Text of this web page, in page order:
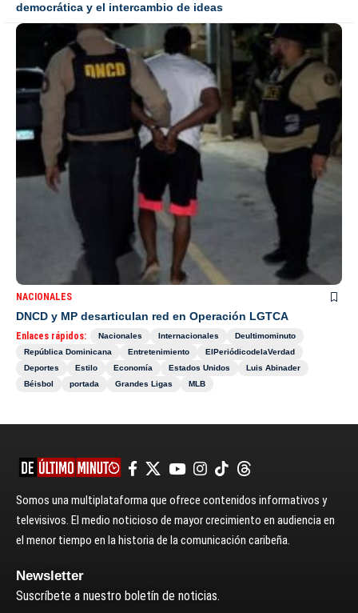
democrática y el intercambio de ideas
NACIONALES
DNCD y MP desarticulan red en Operación LGTCA
Enlaces rápidos: Nacionales Internacionales
Deultimominuto
República Dominicana
Entretenimiento
ElPeriódicodelaVerdad
Deportes
Estilo Economía Estados Unidos
Luis Abinader
Béisbol
portada Grandes Ligas MLB
Somos una multiplataforma que ofrece contenidos informativos y
televisivos. El medio noticioso de mayor crecimiento en audiencia en
el menor tiempo en la historia de la comunicación caribeña.
Newsletter
Suscríbete a nuestro boletín de noticias.